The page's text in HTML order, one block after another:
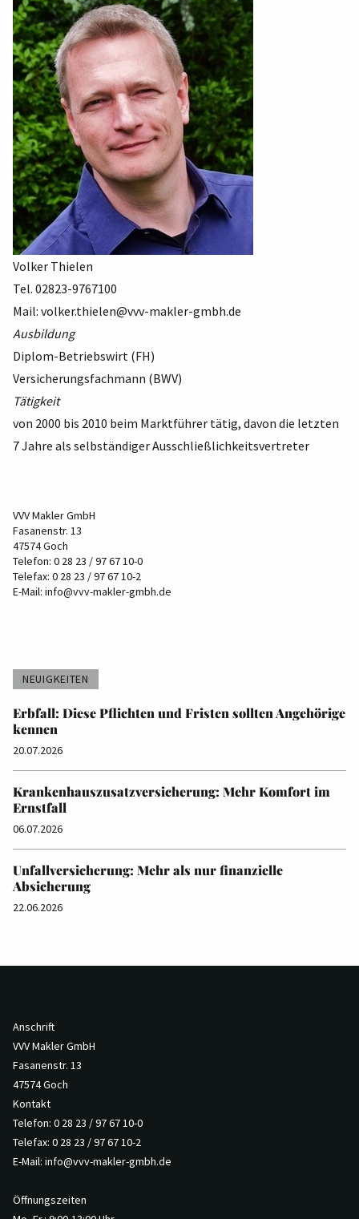
Volker Thielen
Tel. 02823-9767100
Mail: volker.thielen@vvv-makler-gmbh.de
Ausbildung
Diplom-Betriebswirt (FH)
Versicherungsfachmann (BWV)
Tätigkeit
von 2000 bis 2010 beim Marktführer tätig, davon die letzten
7 Jahre als selbständiger Ausschließlichkeitsvertreter
VVV Makler GmbH
Fasanenstr. 13
47574 Goch
Telefon: 0 28 23 / 97 67 10-0
Telefax: 0 28 23 / 97 67 10-2
E-Mail: info@vvv-makler-gmbh.de
NEUIGKEITEN
Erbfall: Diese Pflichten und Fristen sollten Angehörige
kennen
20.07.2026
Krankenhauszusatzversicherung: Mehr Komfort im
Ernstfall
06.07.2026
Unfallversicherung: Mehr als nur finanzielle
Absicherung
22.06.2026
Anschrift
VVV Makler GmbH
Fasanenstr. 13
47574 Goch
Kontakt
Telefon: 0 28 23 / 97 67 10-0
Telefax: 0 28 23 / 97 67 10-2
E-Mail: info@vvv-makler-gmbh.de
Öffnungszeiten